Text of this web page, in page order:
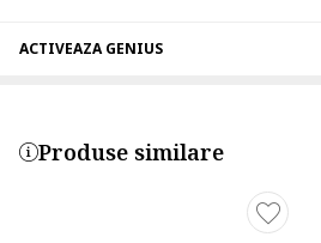
ACTIVEAZA GENIUS
Produse similare